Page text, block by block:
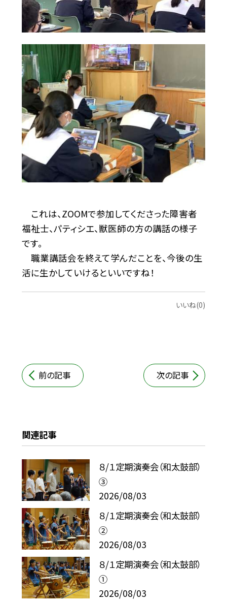
これは、ZOOMで参加してくださった障害者
福祉士、パティシエ、獣医師の方の講話の様子
です。
職業講話会を終えて学んだことを、今後の生
活に生かしていけるといいですね！
いいね(0)
前の記事 次の記事
関連記事
８/１定期演奏会（和太鼓部）
③
2026/08/03
８/１定期演奏会（和太鼓部）
②
2026/08/03
８/１定期演奏会（和太鼓部）
①
2026/08/03